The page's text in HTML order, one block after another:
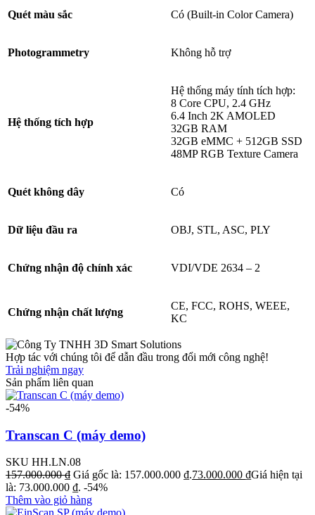
Quét màu sắc Có (Built-in Color Camera)
Photogrammetry Không hỗ trợ
Hệ thống tích hợp
Hệ thống máy tính tích hợp:
8 Core CPU, 2.4 GHz
6.4 Inch 2K AMOLED
32GB RAM
32GB eMMC + 512GB SSD
48MP RGB Texture Camera
Quét không dây Có
Dữ liệu đầu ra OBJ, STL, ASC, PLY
Chứng nhận độ chính xác VDI/VDE 2634 – 2
Chứng nhận chất lượng
CE, FCC, ROHS, WEEE,
KC
Hợp tác với chúng tôi để dẫn đầu trong đổi mới công nghệ!
Trải nghiệm ngay
Sản phẩm liên quan
-54%
Transcan C (máy demo)
SKU HH.LN.08
157.000.000₫ Giá gốc là: 157.000.000 ₫.73.000.000 ₫Giá hiện tại
là: 73.000.000 ₫. -54%
Thêm vào giỏ hàng